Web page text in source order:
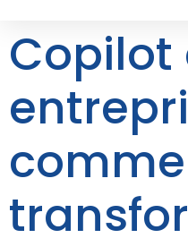
Copilot